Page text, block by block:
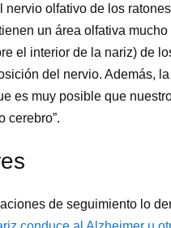
nervio olfativo de los
un área olfativa
el interior de la nariz) de
del nervio. Además,
es muy posible que
cerebro”.
de seguimiento lo